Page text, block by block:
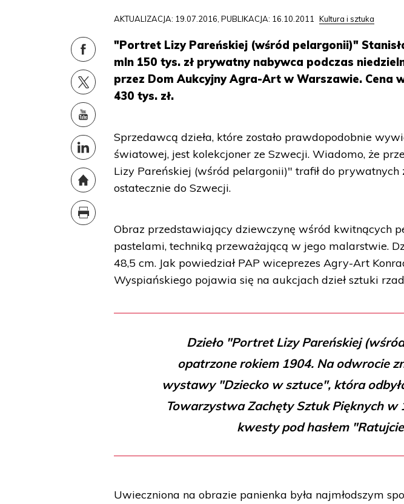
AKTUALIZACJA: 19.07.2016, PUBLIKACJA: 16.10.2011 Kultura i sztuka
"Portret Lizy Pareńskiej (wśród pelargonii)"
mln 150 tys. zł prywatny nabywca podczas
przez Dom Aukcyjny Agra-Art w Warszawie. Cena
430 tys. zł.
Sprzedawcą dzieła, które zostało prawdopodobnie
światowej, jest kolekcjoner ze Szwecji. Wiadomo, że
Lizy Pareńskiej (wśród pelargonii)" trafił do prywatnych
ostatecznie do Szwecji.
Obraz przedstawiający dziewczynę wśród kwitnących
pastelami, techniką przeważającą w jego malarstwie.
48,5 cm. Jak powiedział PAP wiceprezes Agry-Art
Wyspiańskiego pojawia się na aukcjach dzieł sztuki
Dzieło "Portret Lizy Pareńskiej
opatrzone rokiem 1904. Na odwrocie
wystawy "Dziecko w sztuce", która
Towarzystwa Zachęty Sztuk Pięknych w
kwesty pod hasłem
Uwieczniona na obrazie panienka była najmłodszym